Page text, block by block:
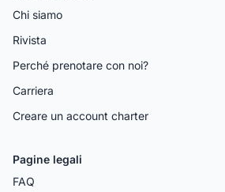
Chi siamo
Rivista
Perché prenotare con noi?
Carriera
Creare un account charter
Pagine legali
FAQ